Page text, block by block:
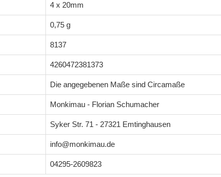
4 x 20mm
0,75 g
8137
4260472381373
Die angegebenen Maße sind Circamaße
Monkimau - Florian Schumacher
Syker Str. 71 - 27321 Emtinghausen
info@monkimau.de
04295-2609823